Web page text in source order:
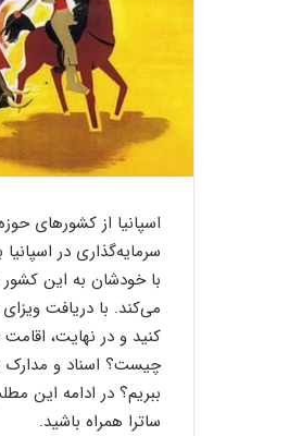
اسپانیا از کشورهای
سرمایه‌گذاری در
با خودشان به این کشور
می‌کند. با دریافت
کنید و در نهایت، اقامت
چیست؟ اسناد و مدارک
ببریم؟ در ادامه این
ساترا همراه باشید.